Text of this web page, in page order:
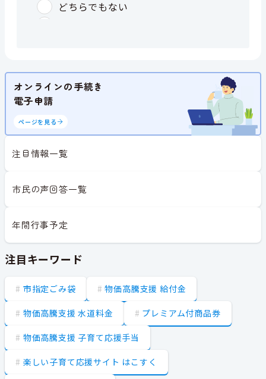
オンラインの手続き
電子申請
ページを見る
注目情報一覧
市民の声回答一覧
年間行事予定
注目キーワード
市指定ごみ袋 物価高騰支援 給付金
物価高騰支援 水道料金 プレミアム付商品券
物価高騰支援 子育て応援手当
楽しい子育て応援サイト はこすく